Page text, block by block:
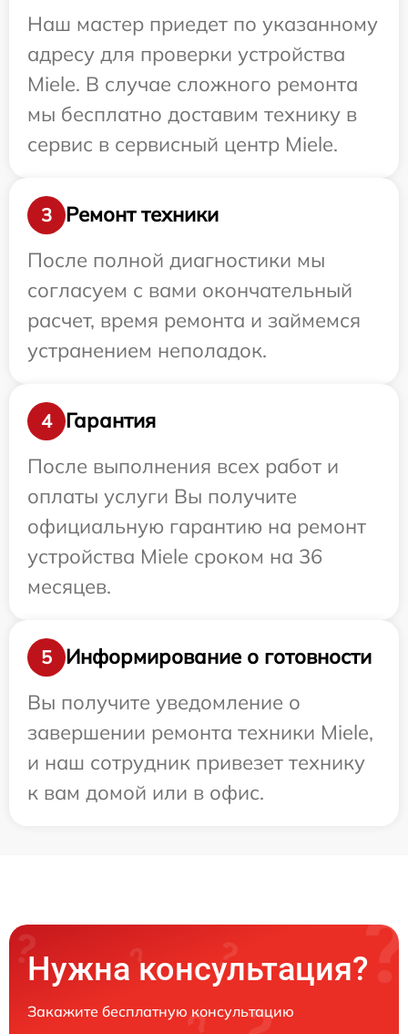
Наш мастер приедет по указанному
адресу для проверки устройства
Miele. В случае сложного ремонта
мы бесплатно доставим технику в
сервис в сервисный центр Miele.
3
Ремонт техники
После полной диагностики мы
согласуем с вами окончательный
расчет, время ремонта и займемся
устранением неполадок.
4
Гарантия
После выполнения всех работ и
оплаты услуги Вы получите
официальную гарантию на ремонт
устройства Miele сроком на 36
месяцев.
5
Информирование о готовности
Вы получите уведомление о
завершении ремонта техники Miele,
и наш сотрудник привезет технику
к вам домой или в офис.
Нужна консультация?
Закажите бесплатную консультацию